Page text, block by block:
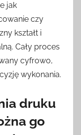
jak
czy
kształt i
Cały proces
cyfrowo,
wykonania.
druku
go